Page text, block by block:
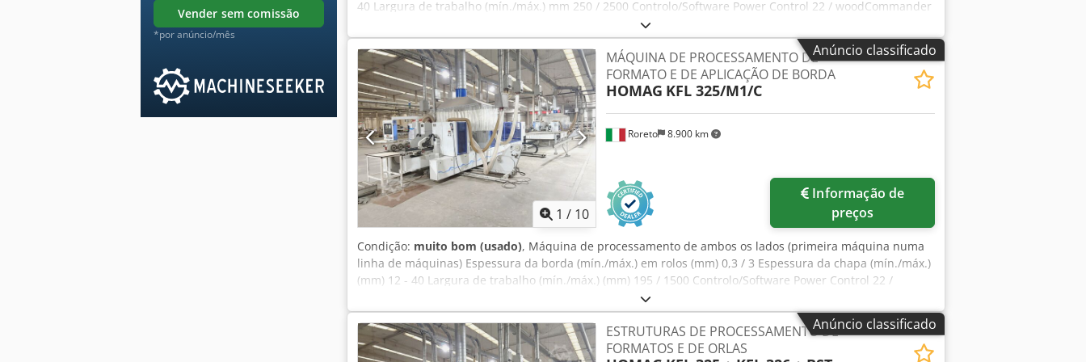
vender sem comissão
*por anúncio/mês
40 Largura de trabalho (mín./máx.) mm 250 / 2500 Controlo/Software Power Control 22 / woodCommander
Velocidade de avanço (ajustável) m/min 15 - 35 Cabine de segurança e proteção acústica Resalto de guias
retrátil, distância (mm) 1000 UNIDADE DE PREPARAÇÃO DE BORDAS (para cada lado): Unidade de
pulverização (para adesivo líquido antiaderente) Fresadora de proteção (para fresagem) (1 x Kw 4,5)
Desbaste KD 11 (2 x Kw 6,6) UNIDADE DE APLICAÇÃO DE BORDAS (para cada lado): Unidade de colagem
(adesivo termofusível + pré-aquecedor) A3 Zona de pressão das bordas A Magazine de bordas para rolos
(compartimento nº 2) com alimentação de bordas assistida por servo motor Unidade de corte HL86 (2 x Kw
0,22) Unidade de pré-fresagem BF10 (2 x Kw 0,55) Unidade de fresagem PF20 (2 x Kw 0,4) ESPÇO LIVRE
para unidade de fresagem de perfis (cópia) FF 12 (2 x Kw 0,4) Dsdpezrd Rzofx Acyock Unidade de lâminas
de perfilar PN 10 Unidade de acabamento (lâminas de alisamento + unidade de polimento) FA 11 Unidade
de pulverização (para líquido de polimento)
Anúncio classificado
1 / 10
Roreto 8.900 km
MÁQUINA DE PROCESSAMENTO DE
FORMATO E DE APLICAÇÃO DE BORDA
HOMAG KFL 325/M1/C
preços
Condição: muito bom (usado), Máquina de processamento de ambos os lados (primeira máquina numa
linha de máquinas) Espessura da borda (mín./máx.) em rolos (mm) 0,3 / 3 Espessura da chapa (mín./máx.)
(mm) 12 - 40 Largura de trabalho (mín./máx.) (mm) 195 / 1500 Controlo/Software Power Control 22 /
woodCommander Velocidade de avanço (ajustável) (m/min) 15 - 32 Segurança e proteção contra ruído:
cabine UNIDADE DE PROCESSAMENTO DE FORMATO (para cada lado): Unidade de pulverização (para
revestimento antiaderente líquido) Unidade de desbaste KD 10 (2 x 6,6 Kw) Dsdpfx Aozrd Nqscysck
UNIDADE DE APLICAÇÃO DE BORDA (para cada lado): Unidade de colagem (cola termofusível + pré-
Anúncio classificado
ESTRUTURAS DE PROCESSAMENTO DE
FORMATOS E DE ORLAS